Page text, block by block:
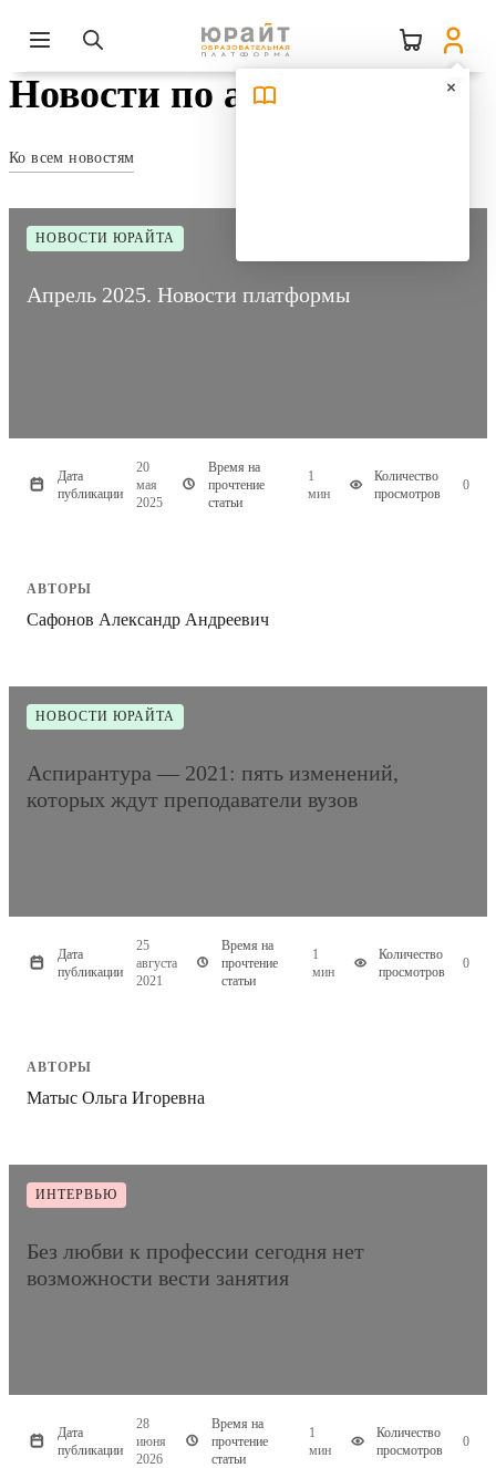
Новости по авторам
Ко всем новостям
НОВОСТИ ЮРАЙТА
Апрель 2025. Новости платформы
Дата
публикации
20
мая
2025
Время на
прочтение
статьи
1
мин
Количество
просмотров
0
АВТОРЫ
Сафонов Александр Андреевич
НОВОСТИ ЮРАЙТА
Аспирантура — 2021: пять изменений,
которых ждут преподаватели вузов
Дата
публикации
25
августа
2021
Время на
прочтение
статьи
1
мин
Количество
просмотров
0
АВТОРЫ
Матыс Ольга Игоревна
ИНТЕРВЬЮ
Без любви к профессии сегодня нет
возможности вести занятия
Дата
публикации
28
июня
2026
Время на
прочтение
статьи
1
мин
Количество
просмотров
0